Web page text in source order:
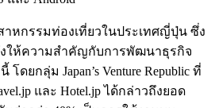
หกรรมท่องเที่ยวในประเทศญี่ปุ่น ซึ่ง
งให้ความสำคัญกับการพัฒนาธุรกิจ
ดยกลุ่ม Japan’s Venture Republic ที่
และ Hotel.jp ได้กล่าวถึงยอด